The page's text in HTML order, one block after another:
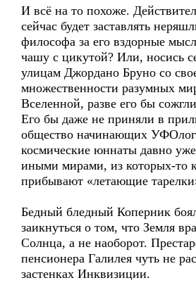
И всё на то похоже.
сейчас будет заставлять
философа за его вздорные
чашу с цикутой? Или, носись
улицам Джордано Бруно со
множественности разумных
Вселенной, разве его бы
Его бы даже не приняли в
общество начинающих
космические юннаты давно уже
иными мирами, из которых-то
прибывают «летающие
Бедный бледный Коперник
заикнуться о том, что Земля
Солнца, а не наоборот.
пенсионера Галилея чуть не
застенках Инквизиции.